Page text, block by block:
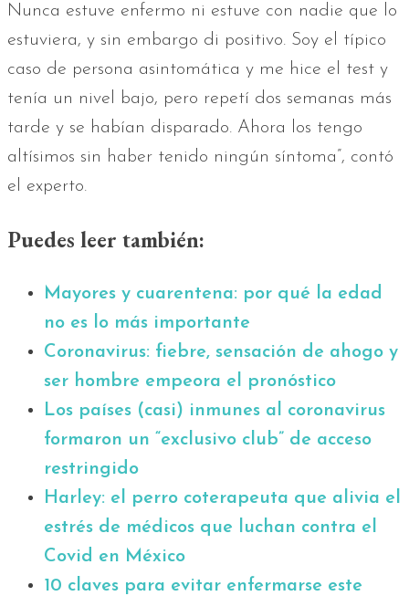
Nunca estuve enfermo ni estuve con nadie que lo
estuviera, y sin embargo di positivo. Soy el típico
caso de persona asintomática y me hice el test y
tenía un nivel bajo, pero repetí dos semanas más
tarde y se habían disparado. Ahora los tengo
altísimos sin haber tenido ningún síntoma”, contó
el experto.
Puedes leer también:
Mayores y cuarentena: por qué la edad
no es lo más importante
Coronavirus: fiebre, sensación de ahogo y
ser hombre empeora el pronóstico
Los países (casi) inmunes al coronavirus
formaron un “exclusivo club” de acceso
restringido
Harley: el perro coterapeuta que alivia el
estrés de médicos que luchan contra el
Covid en México
10 claves para evitar enfermarse este